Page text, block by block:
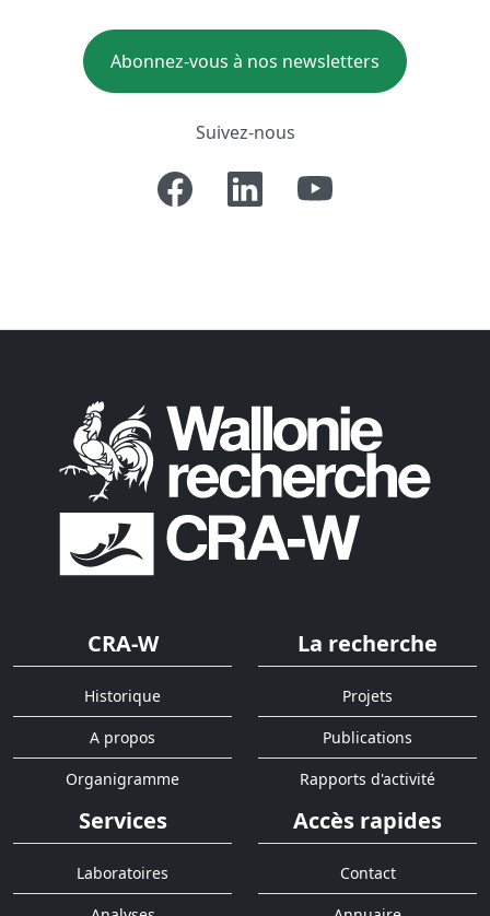
Abonnez-vous à nos newsletters
Suivez-nous
CRA-W
Historique
A propos
Organigramme
La recherche
Projets
Publications
Rapports d'activité
Services
Laboratoires
Accès rapides
Contact